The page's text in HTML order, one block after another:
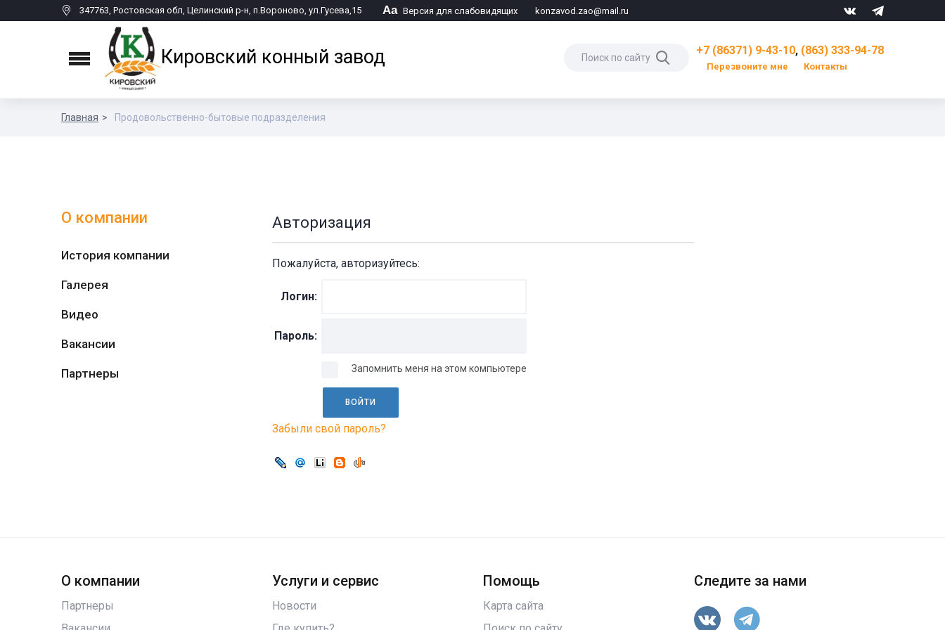
347763, Ростовская обл, Целинский р-н, п.Вороново, ул.Гусева,15 Аа Версия для слабовидящих konzavod.zao@mail.ru
Menu Кировский конный завод +7 (86371) 9-43-10, (863) 333-94-78
Перезвоните мне Контакты
Главная Продовольственно-бытовые подразделения
О компании
История компании
Галерея
Видео
Вакансии
Партнеры
Авторизация
Пожалуйста, авторизуйтесь:
Логин:
Пароль:
Запомнить меня на этом компьютере
Забыли свой пароль?
О компании
Партнеры
Услуги и сервис
Новости
Помощь
Карта сайта
Следите за нами